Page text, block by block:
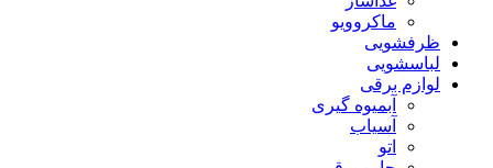
ماکروویو
ظرفشویی
لباسشویی
لوازم برقی
آبمیوه گیری
آسیاب
اتو